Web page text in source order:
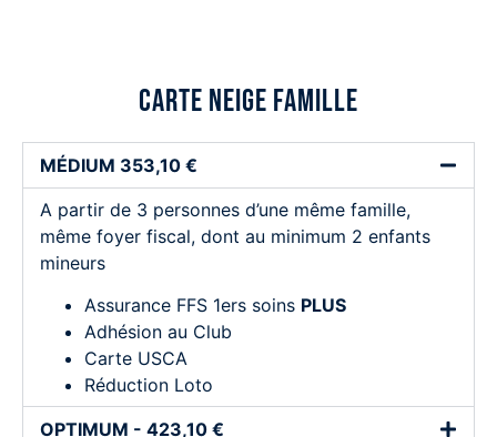
carte neige Famille
MÉDIUM 353,10 €
A partir de 3 personnes d’une même famille,
même foyer fiscal, dont au minimum 2 enfants
mineurs
Assurance FFS 1ers soins PLUS
Adhésion au Club
Carte USCA
Réduction Loto
OPTIMUM - 423,10 €